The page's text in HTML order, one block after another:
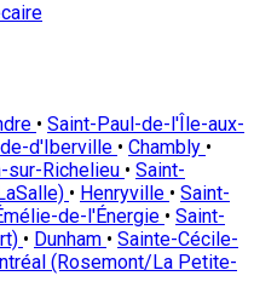
• Saint-Paul-de-l'Île-aux-
d'Iberville • Chambly •
sur-Richelieu • Saint-
• Henryville • Saint-
de-l'Énergie • Saint-
• Dunham • Sainte-Cécile-
(Rosemont/La Petite-